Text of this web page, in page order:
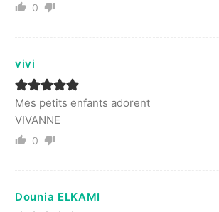
0
vivi
Mes petits enfants adorent
VIVANNE
0
Dounia ELKAMI